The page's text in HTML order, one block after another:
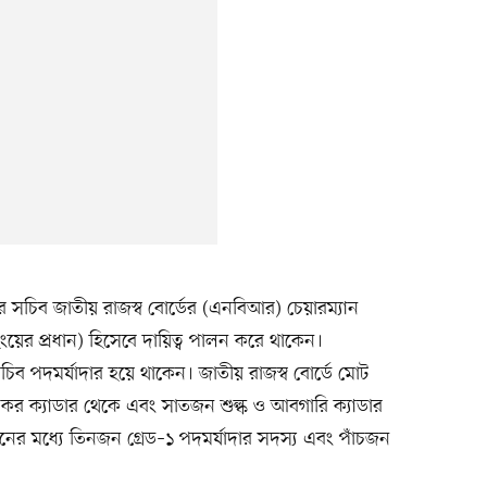
সচিব জাতীয় রাজস্ব বোর্ডের (এনবিআর) চেয়ারম্যান
প্রধান) হিসেবে দায়িত্ব পালন করে থাকেন।
পদমর্যাদার হয়ে থাকেন। জাতীয় রাজস্ব বোর্ডে মোট
থেকে এবং সাতজন শুল্ক ও আবগারি ক্যাডার
মধ্যে তিনজন গ্রেড–১ পদমর্যাদার সদস্য এবং পাঁচজন